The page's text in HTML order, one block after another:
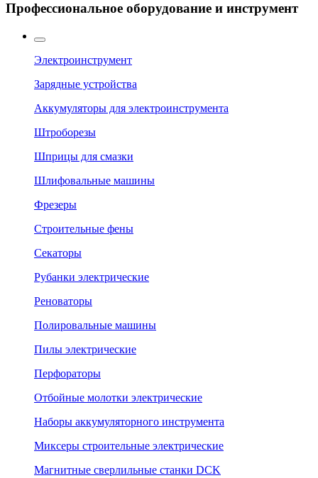
Профессиональное оборудование и инструмент
Электроинструмент
Зарядные устройства
Аккумуляторы для электроинструмента
Штроборезы
Шприцы для смазки
Шлифовальные машины
Фрезеры
Строительные фены
Секаторы
Рубанки электрические
Реноваторы
Полировальные машины
Пилы электрические
Перфораторы
Отбойные молотки электрические
Наборы аккумуляторного инструмента
Миксеры строительные электрические
Магнитные сверлильные станки DCK